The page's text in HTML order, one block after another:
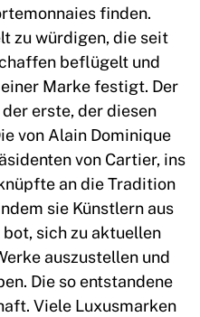
finden.
zu würdigen, die seit
beflügelt und
Marke festigt. Der
erste, der diesen
von Alain Dominique
von Cartier, ins
an die Tradition
sie Künstlern aus
sich zu aktuellen
auszustellen und
Die so entstandene
Viele Luxusmarken